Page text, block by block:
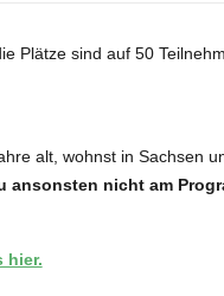
Plätze sind auf 50
alt, wohnst in Sachsen
ansonsten nicht am
hier.